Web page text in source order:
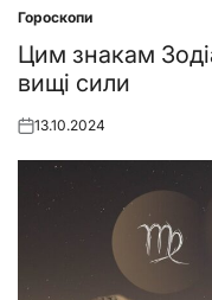
Posted
in
Гороскопи
Цим знакам
вищі сили
Posted
13.10.2024